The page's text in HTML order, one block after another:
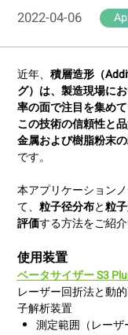
2022-04-06
近年、 積層造形（
グ） は、製造現場に
率の面で注目を集めて
この技術の信頼性と
金属および樹脂粉末の
です。
本アプリケーションノ
て、 粒子径分布と粒
評価する方法をご紹介
使用装置
ベータサイザー S3
レーザー回折法と動
子解析装置
測定範囲（レー